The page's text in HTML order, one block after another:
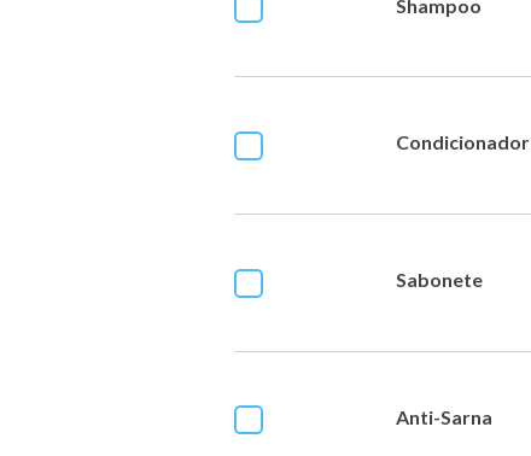
Shampoo
Condicionador
Sabonete
Anti-Sarna